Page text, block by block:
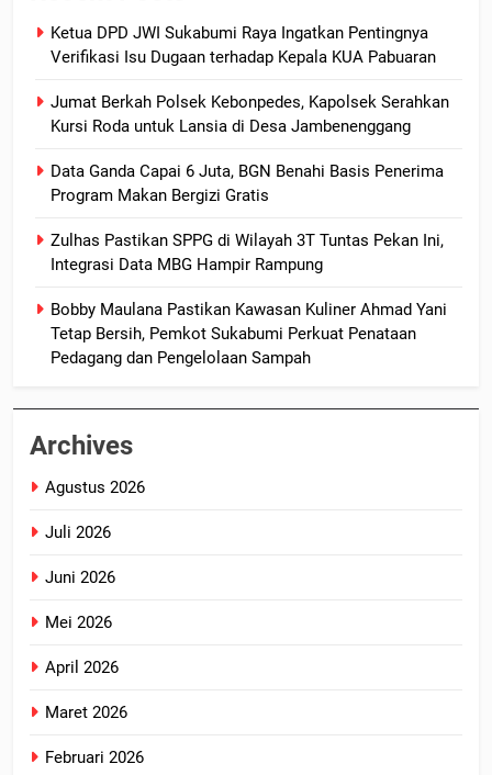
Ketua DPD JWI Sukabumi Raya Ingatkan Pentingnya
Verifikasi Isu Dugaan terhadap Kepala KUA Pabuaran
Jumat Berkah Polsek Kebonpedes, Kapolsek Serahkan
Kursi Roda untuk Lansia di Desa Jambenenggang
Data Ganda Capai 6 Juta, BGN Benahi Basis Penerima
Program Makan Bergizi Gratis
Zulhas Pastikan SPPG di Wilayah 3T Tuntas Pekan Ini,
Integrasi Data MBG Hampir Rampung
Bobby Maulana Pastikan Kawasan Kuliner Ahmad Yani
Tetap Bersih, Pemkot Sukabumi Perkuat Penataan
Pedagang dan Pengelolaan Sampah
Archives
Agustus 2026
Juli 2026
Juni 2026
Mei 2026
April 2026
Maret 2026
Februari 2026